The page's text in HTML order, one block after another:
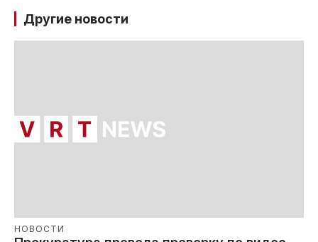
Другие новости
НОВОСТИ